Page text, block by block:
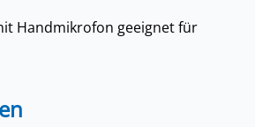
Handmikrofon geeignet für